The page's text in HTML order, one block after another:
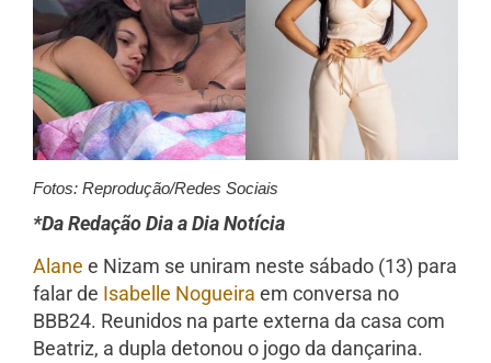
Fotos: Reprodução/Redes Sociais
*Da Redação Dia a Dia Notícia
Alane e Nizam se uniram neste sábado (13) para
falar de Isabelle Nogueira em conversa no
BBB24. Reunidos na parte externa da casa com
Beatriz, a dupla detonou o jogo da dançarina.